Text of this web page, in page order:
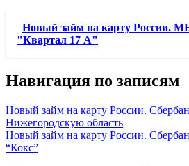
Новый займ на карту России.
"Квартал 17 А"
Навигация по записям
Новый займ на карту России.
Нижегородскую область
Новый займ на карту России.
“Кокс”